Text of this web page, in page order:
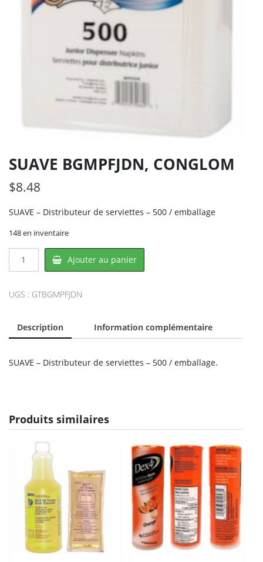
SUAVE BGMPFJDN, CONGLOM
$8.48
SUAVE – Distributeur de serviettes – 500 / emballage
148 en inventaire
BGMPFJDN,
Ajouter au panier
UGS : GTBGMPFJDN
Description Information complémentaire
SUAVE – Distributeur de serviettes – 500 / emballage.
Produits similaires